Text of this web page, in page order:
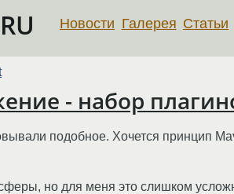
Новости Галерея Статьи
- набор
подобное. Хочется принцип
но для меня это слишком